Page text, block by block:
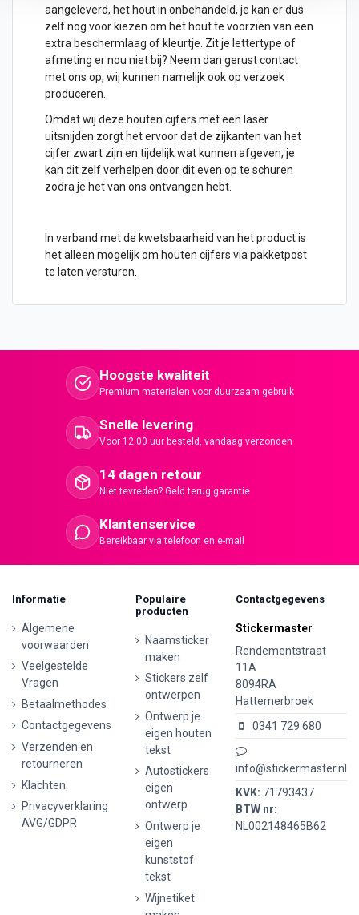
aangeleverd, het hout in onbehandeld, je kan er dus
zelf nog voor kiezen om het hout te voorzien van een
extra beschermlaag of kleurtje. Zit je lettertype of
afmeting er nou niet bij? Neem dan gerust contact
met ons op, wij kunnen namelijk ook op verzoek
produceren.
Omdat wij deze houten cijfers met een laser
uitsnijden zorgt het ervoor dat de zijkanten van het
cijfer zwart zijn en tijdelijk wat kunnen afgeven, je
kan dit zelf verhelpen door dit even op te schuren
zodra je het van ons ontvangen hebt.
In verband met de kwetsbaarheid van het product is
het alleen mogelijk om houten cijfers via pakketpost
te laten versturen.
Hoogste kwaliteit
Premium materialen voor duurzaam gebruik
Snelle levering
Voor 12:00 uur besteld, vandaag verzonden
14 dagen retour
Niet tevreden? Geld terug garantie
Klantenservice
Bereikbaar via telefoon en e-mail
Informatie
Algemene
voorwaarden
Veelgestelde
Vragen
Betaalmethodes
Contactgegevens
Verzenden en
retourneren
Klachten
Privacyverklaring
AVG/GDPR
Populaire
producten
Naamsticker
maken
Stickers zelf
ontwerpen
Ontwerp je
eigen houten
tekst
Autostickers
eigen
ontwerp
Ontwerp je
eigen
kunststof
tekst
Wijnetiket
Contactgegevens
Stickermaster
Rendementstraat
11A
8094RA
Hattemerbroek
0341 729 680
info@stickermaster.nl
KVK: 71793437
BTW nr:
NL002148465B62